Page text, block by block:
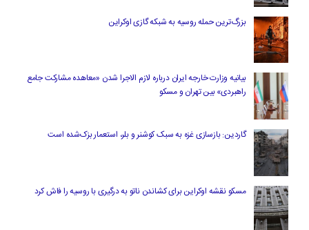
بزرگ‌ترین حمله روسیه به شبکه گازی اوکراین
بیانیه وزارت خارجه ایران درباره لازم‌ الاجرا شدن «معاهده مشارکت جامع
راهبردی» بین تهران و مسکو
گاردین: بازسازی غزه به سبک کوشنر و بلر، استعمار بزک‌شده است
مسکو نقشه اوکراین برای کشاندن ناتو به درگیری با روسیه را فاش کرد